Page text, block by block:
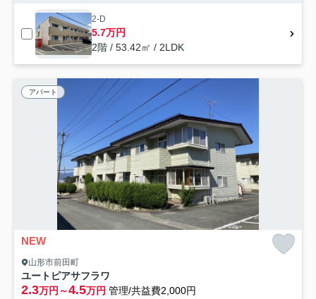
2-D
5.7万円
2階 / 53.42㎡ / 2LDK
アパート
NEW
山形市前田町
ユートピアサフラワ
2.3万円～4.5万円 管理/共益費2,000円